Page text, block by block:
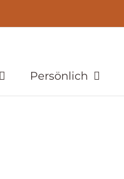
Persönlich